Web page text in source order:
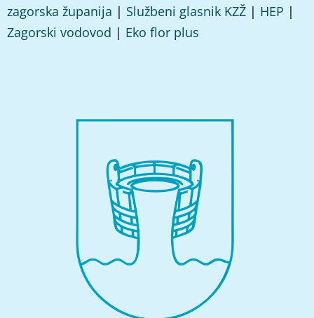
zagorska županija | Službeni glasnik KZŽ | HEP |
Zagorski vodovod | Eko flor plus